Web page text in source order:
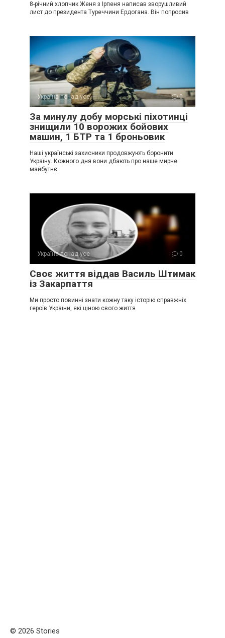
8-річний хлопчик Женя з Ірпеня написав зворушливий
лист до президента Туреччини Ердогана. Він попросив
Україна понад усе 0
За минулу добу морські піхотинці
знищили 10 ворожих бойових
машин, 1 БТР та 1 броньовик
Наші українські захисники продовжують боронити
Україну. Кожного дня вони дбають про наше мирне
майбутнє.
Україна понад усе 0
Своє життя віддав Василь Штимак
із Закарпаття
Ми просто повинні знати кожну таку історію справжніх
героїв України, які ціною свого життя
© 2026 Stories